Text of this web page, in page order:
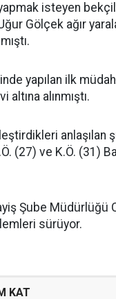
isteyen
Gölçek ağır
yapılan ilk
alınmıştı.
anlaşılan
(27) ve K.Ö. (31)
Şube Müdürlüğü
sürüyor.
KAT